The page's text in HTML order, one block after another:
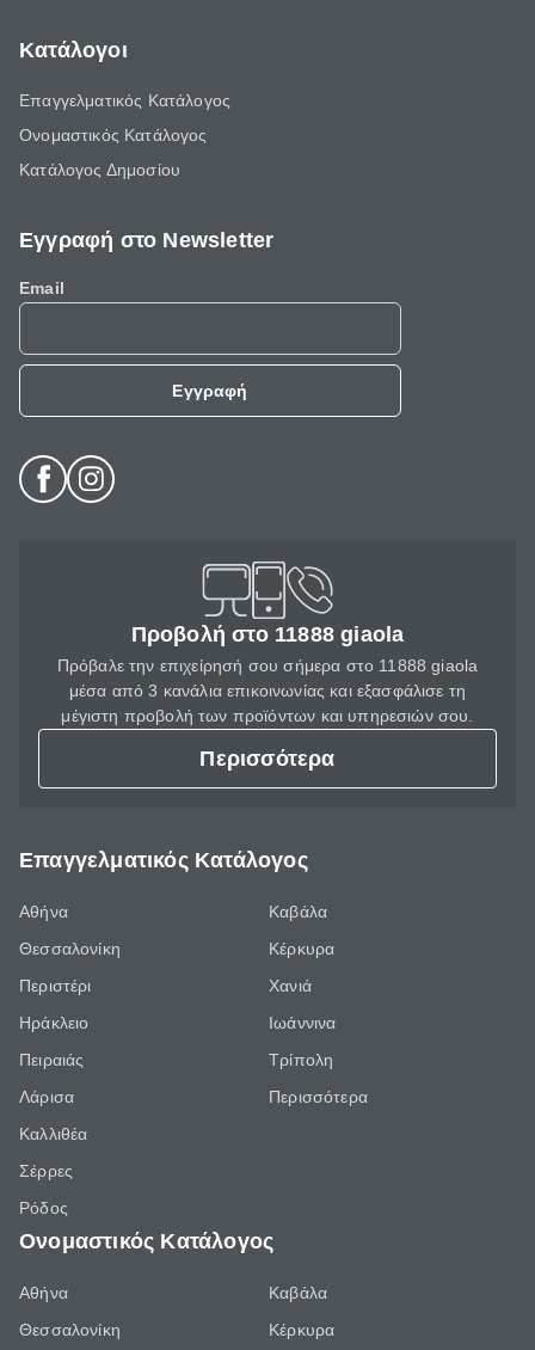
Κατάλογοι
Επαγγελματικός Κατάλογος
Ονομαστικός Κατάλογος
Κατάλογος Δημοσίου
Εγγραφή στο Newsletter
Email
Εγγραφή
Προβολή στο 11888 giaola
Πρόβαλε την επιχείρησή σου σήμερα στο 11888 giaola
μέσα από 3 κανάλια επικοινωνίας και εξασφάλισε τη
μέγιστη προβολή των προϊόντων και υπηρεσιών σου.
Περισσότερα
Επαγγελματικός Κατάλογος
Αθήνα
Θεσσαλονίκη
Περιστέρι
Ηράκλειο
Πειραιάς
Λάρισα
Καλλιθέα
Σέρρες
Ρόδος
Καβάλα
Κέρκυρα
Χανιά
Ιωάννινα
Τρίπολη
Περισσότερα
Ονομαστικός Κατάλογος
Αθήνα
Θεσσαλονίκη
Καβάλα
Κέρκυρα